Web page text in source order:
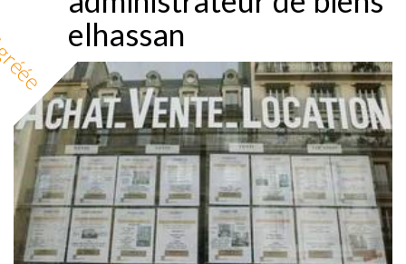
elhassan